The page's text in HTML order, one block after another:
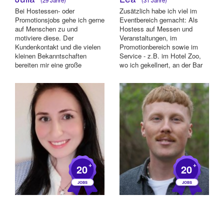
Bei Hostessen- oder
Promotionsjobs gehe ich gerne
auf Menschen zu und
motiviere diese. Der
Kundenkontakt und die vielen
kleinen Bekanntschaften
bereiten mir eine große
letz...
Zusätzlich habe ich viel im
Eventbereich gemacht: Als
Hostess auf Messen und
Veranstaltungen, im
Promotionbereich sowie im
Service - z.B. im Hotel Zoo,
wo ich gekellnert, an der Bar
20+ 20+